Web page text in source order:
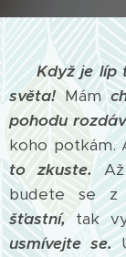
Když je líp
světa!Mám
pohodu
koho potkám.
to zkuste.
budete se
šťastní, tak
usmívejte se.